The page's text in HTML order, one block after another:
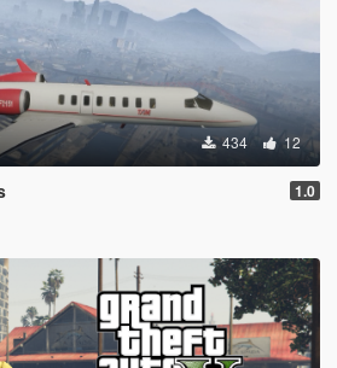
434 12
1.0